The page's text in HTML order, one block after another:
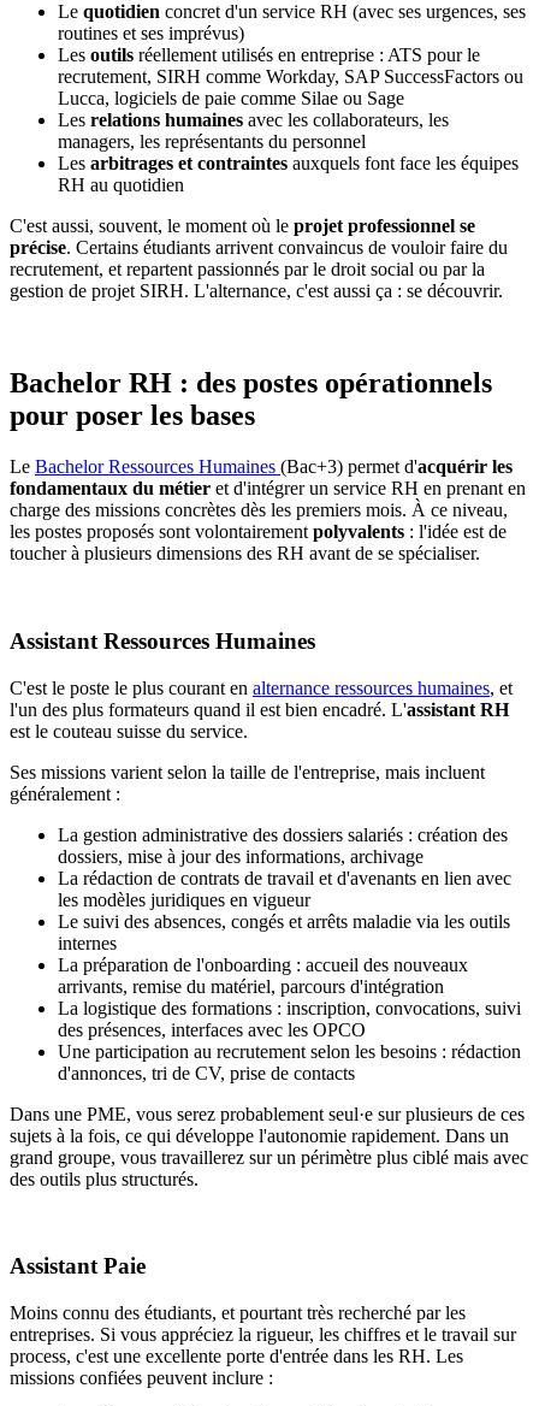
Le quotidien concret d'un service RH (avec ses urgences, ses
routines et ses imprévus)
Les outils réellement utilisés en entreprise : ATS pour le
recrutement, SIRH comme Workday, SAP SuccessFactors ou
Lucca, logiciels de paie comme Silae ou Sage
Les relations humaines avec les collaborateurs, les
managers, les représentants du personnel
Les arbitrages et contraintes auxquels font face les équipes
RH au quotidien
C'est aussi, souvent, le moment où le projet professionnel se
précise. Certains étudiants arrivent convaincus de vouloir faire du
recrutement, et repartent passionnés par le droit social ou par la
gestion de projet SIRH. L'alternance, c'est aussi ça : se découvrir.
Bachelor RH : des postes opérationnels
pour poser les bases
Le Bachelor Ressources Humaines (Bac+3) permet d'acquérir les
fondamentaux du métier et d'intégrer un service RH en prenant en
charge des missions concrètes dès les premiers mois. À ce niveau,
les postes proposés sont volontairement polyvalents : l'idée est de
toucher à plusieurs dimensions des RH avant de se spécialiser.
Assistant Ressources Humaines
C'est le poste le plus courant en alternance ressources humaines, et
l'un des plus formateurs quand il est bien encadré. L'assistant RH
est le couteau suisse du service.
Ses missions varient selon la taille de l'entreprise, mais incluent
généralement :
La gestion administrative des dossiers salariés : création des
dossiers, mise à jour des informations, archivage
La rédaction de contrats de travail et d'avenants en lien avec
les modèles juridiques en vigueur
Le suivi des absences, congés et arrêts maladie via les outils
internes
La préparation de l'onboarding : accueil des nouveaux
arrivants, remise du matériel, parcours d'intégration
La logistique des formations : inscription, convocations, suivi
des présences, interfaces avec les OPCO
Une participation au recrutement selon les besoins : rédaction
d'annonces, tri de CV, prise de contacts
Dans une PME, vous serez probablement seul·e sur plusieurs de ces
sujets à la fois, ce qui développe l'autonomie rapidement. Dans un
grand groupe, vous travaillerez sur un périmètre plus ciblé mais avec
des outils plus structurés.
Assistant Paie
Moins connu des étudiants, et pourtant très recherché par les
entreprises. Si vous appréciez la rigueur, les chiffres et le travail sur
process, c'est une excellente porte d'entrée dans les RH. Les
missions confiées peuvent inclure :